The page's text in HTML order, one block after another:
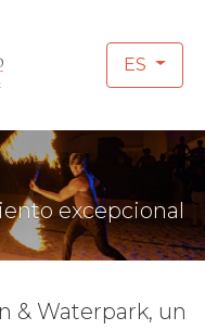
ES
excepcional
& Waterpark, un